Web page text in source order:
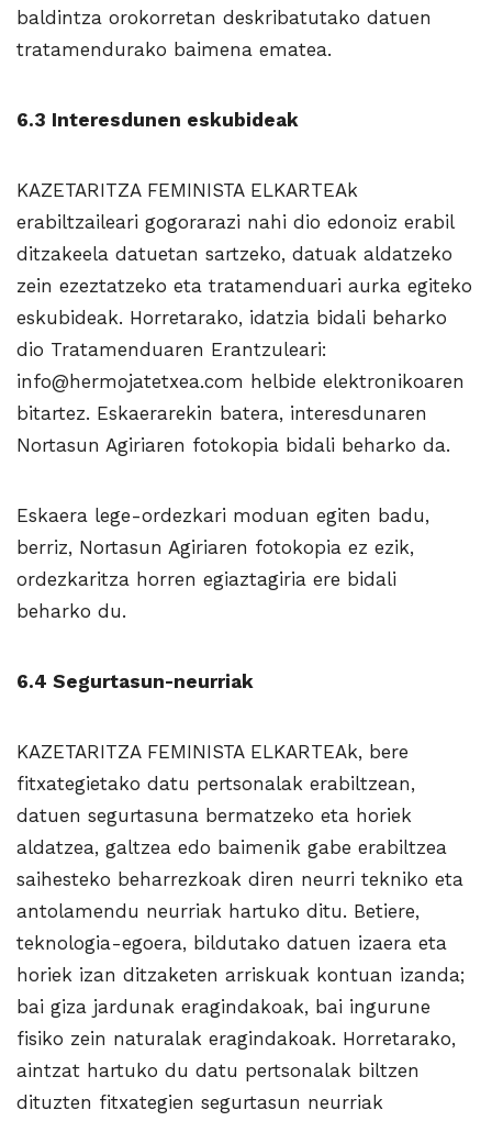
baldintza orokorretan deskribatutako datuen
tratamendurako baimena ematea.
6.3 Interesdunen eskubideak
KAZETARITZA FEMINISTA ELKARTEAk
erabiltzaileari gogorarazi nahi dio edonoiz erabil
ditzakeela datuetan sartzeko, datuak aldatzeko
zein ezeztatzeko eta tratamenduari aurka egiteko
eskubideak. Horretarako, idatzia bidali beharko
dio Tratamenduaren Erantzuleari:
info@hermojatetxea.com helbide elektronikoaren
bitartez. Eskaerarekin batera, interesdunaren
Nortasun Agiriaren fotokopia bidali beharko da.
Eskaera lege-ordezkari moduan egiten badu,
berriz, Nortasun Agiriaren fotokopia ez ezik,
ordezkaritza horren egiaztagiria ere bidali
beharko du.
6.4 Segurtasun-neurriak
KAZETARITZA FEMINISTA ELKARTEAk, bere
fitxategietako datu pertsonalak erabiltzean,
datuen segurtasuna bermatzeko eta horiek
aldatzea, galtzea edo baimenik gabe erabiltzea
saihesteko beharrezkoak diren neurri tekniko eta
antolamendu neurriak hartuko ditu. Betiere,
teknologia-egoera, bildutako datuen izaera eta
horiek izan ditzaketen arriskuak kontuan izanda;
bai giza jardunak eragindakoak, bai ingurune
fisiko zein naturalak eragindakoak. Horretarako,
aintzat hartuko du datu pertsonalak biltzen
dituzten fitxategien segurtasun neurriak